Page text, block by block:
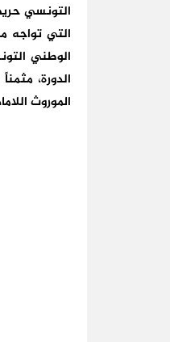
التونسي
الوطني
الدورة،
الموروث